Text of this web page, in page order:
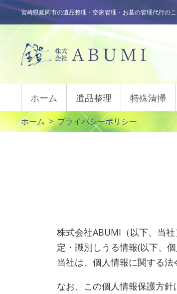
宮崎県延岡市の遺品整理・空家管理・お墓の管理代行の
ホーム 遺品整理 特殊清掃
ホーム プライバシーポリシー
株式会社ABUMI（以下、当
定・識別しうる情報(以下、
当社は、個人情報に関する法
なお、この個人情報保護方